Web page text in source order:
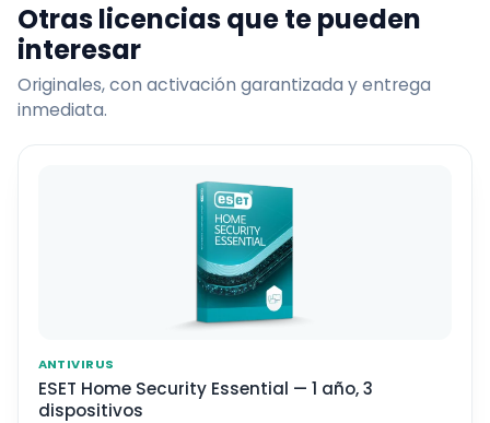
Otras licencias que te pueden
interesar
Originales, con activación garantizada y entrega
inmediata.
ANTIVIRUS
ESET Home Security Essential — 1 año, 3
dispositivos